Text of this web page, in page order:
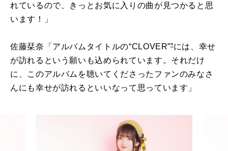
れているので、きっとお気に入りの曲が見つかると思
います！」
佐藤栞奈「アルバムタイトルの“CLOVER””には、幸せ
が訪れるという願いも込められています。それだけ
に、このアルバムを聴いてくださったファンのみなさ
んにも幸せが訪れるといいなって思っています」